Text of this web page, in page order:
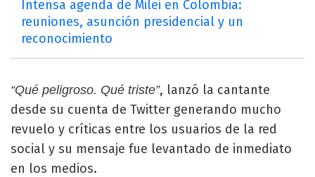
Intensa agenda de Milei en Colombia:
reuniones, asunción presidencial y un
reconocimiento
“Qué peligroso. Qué triste”, lanzó la cantante
desde su cuenta de Twitter generando mucho
revuelo y críticas entre los usuarios de la red
social y su mensaje fue levantado de inmediato
en los medios.